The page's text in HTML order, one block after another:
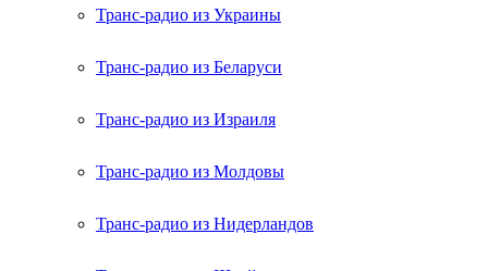
Транс-радио из Украины
Транс-радио из Беларуси
Транс-радио из Израиля
Транс-радио из Молдовы
Транс-радио из Нидерландов